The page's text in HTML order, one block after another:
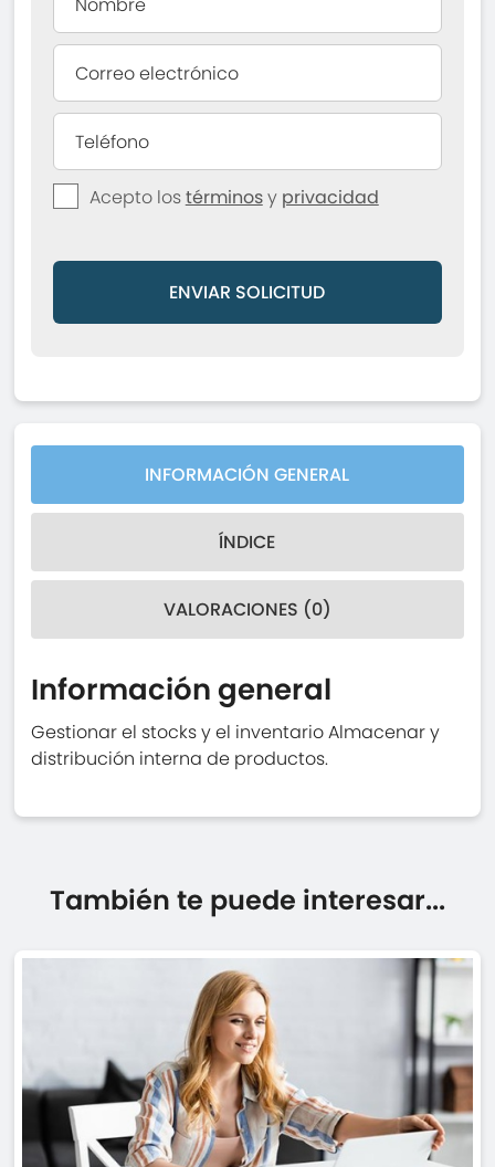
Acepto lostérminosy privacidad
ENVIAR SOLICITUD
INFORMACIÓN GENERAL
ÍNDICE
VALORACIONES (0)
Información general
Gestionar el stocks y el inventario Almacenar y
distribución interna de productos.
También te puede interesar...